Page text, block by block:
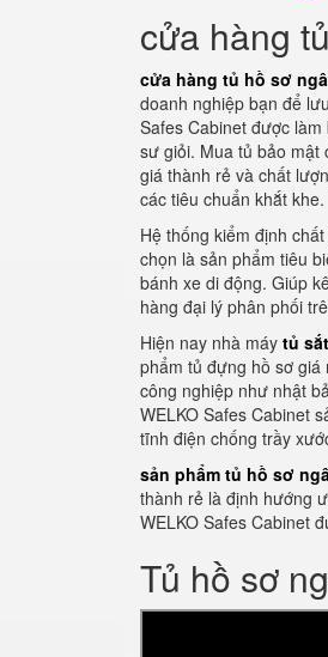
cửa hàng
cửa hàng tủ hồ sơ
doanh nghiệp bạn để
Safes Cabinet được
sư giỏi. Mua tủ bảo mật
giá thành rẻ và chất
các tiêu chuẩn khắt khe.
Hệ thống kiểm định
chọn là sản phẩm tiêu
bánh xe di động. Giúp
hàng đại lý phân phối
Hiện nay nhà máy tủ
phẩm tủ đựng hồ sơ giá
công nghiệp như nhật
WELKO Safes Cabinet
tĩnh điện chống trầy
sản phẩm tủ hồ sơ
thành rẻ là định hướng
WELKO Safes Cabinet
Tủ hồ sơ